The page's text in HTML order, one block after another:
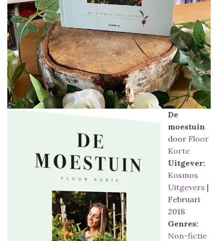
De
moestuin
door Floor
Korte
Uitgever:
Kosmos
Uitgevers |
Februari
2018
Genres:
Non-fictie